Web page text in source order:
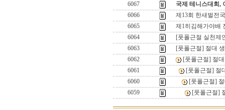
6067
국제 테니스대회,
6066
제13회 한새벌전
6065
제1히김해가야배
6064
[풋폴근절 실천제
6063
[풋폴근절] 절대
6062
[풋폴근절] 절
6061
[풋폴근절] 절
6060
[풋폴근절]
6059
[풋폴근절]